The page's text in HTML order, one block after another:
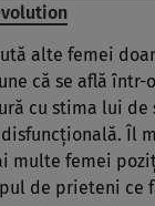
alte femei
că se află într-
cu stima lui de
Îl
multe femei
de prieteni ce